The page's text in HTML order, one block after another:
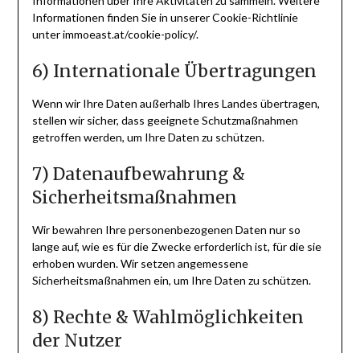
Informationen finden Sie in unserer Cookie-Richtlinie
unter immoeast.at/cookie-policy/.
6) Internationale Übertragungen
Wenn wir Ihre Daten außerhalb Ihres Landes übertragen,
stellen wir sicher, dass geeignete Schutzmaßnahmen
getroffen werden, um Ihre Daten zu schützen.
7) Datenaufbewahrung &
Sicherheitsmaßnahmen
Wir bewahren Ihre personenbezogenen Daten nur so
lange auf, wie es für die Zwecke erforderlich ist, für die sie
erhoben wurden. Wir setzen angemessene
Sicherheitsmaßnahmen ein, um Ihre Daten zu schützen.
8) Rechte & Wahlmöglichkeiten
der Nutzer